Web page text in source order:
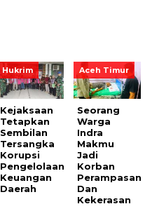
Hukrim
Kejaksaan
Tetapkan
Sembilan
Tersangka
Korupsi
Pengelolaan
Keuangan
Daerah
Aceh Timur
Seorang
Warga
Indra
Makmu
Jadi
Korban
Perampasan
Dan
Kekerasan